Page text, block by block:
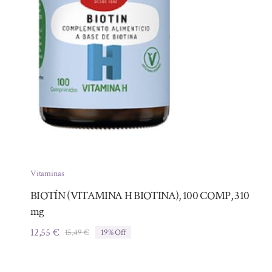
Vitaminas
BIOTÍN (VITAMINA H BIOTINA), 100 COMP, 310
mg
15,49€El
12,55 €
El
19% Off